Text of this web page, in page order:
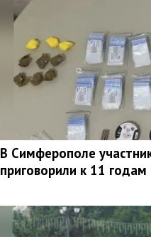
В Симферополе
приговорили к 11 годам